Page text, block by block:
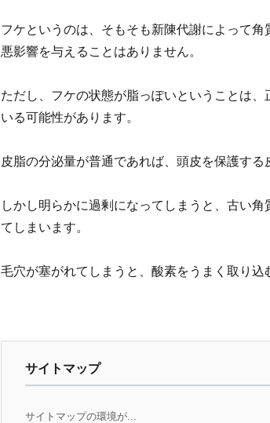
フケというのは、そもそも新陳代謝によって
悪影響を与えることはありません。
ただし、フケの状態が脂っぽいということは
いる可能性があります。
皮脂の分泌量が普通であれば、頭皮を保護す
しかし明らかに過剰になってしまうと、古い
てしまいます。
毛穴が塞がれてしまうと、酸素をうまく取り込
サイトマップ
サイトマップの環境が...